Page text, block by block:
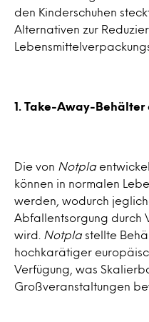
den Kinderschuhen
Alternativen zur
1. Take-Away-Behälter
Die von Notpla
können in normalen
werden, wodurch
Abfallentsorgung durch
wird.
Notplastellte
hochkarätiger
Verfügung, was
Großveranstaltungen